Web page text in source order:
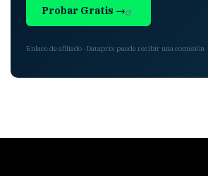
Probar Gratis →
Enlace de afiliado · Dataprix puede recibir una comisión